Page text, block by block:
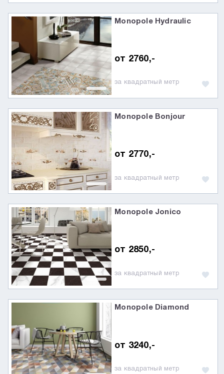
Monopole Hydraulic
от 2760,-
за квадратный метр
Monopole Bonjour
от 2770,-
за квадратный метр
Monopole Jonico
от 2850,-
за квадратный метр
Monopole Diamond
от 3240,-
за квадратный метр